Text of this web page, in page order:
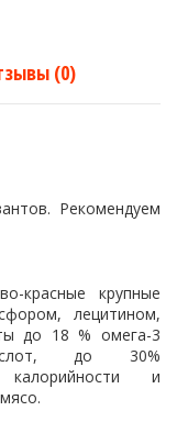
(0)
Рекомендуем
красные крупные
лецитином,
до 18 % омега-3
до 30%
и